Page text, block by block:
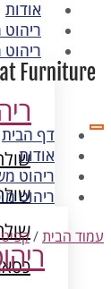
אודות
דף הבית
אודות
ריהוט
ריהוט
עמוד הבית/